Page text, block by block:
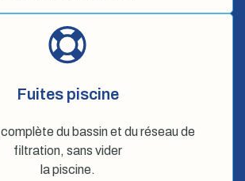
Fuites piscine
du bassin et du réseau de
filtration, sans vider
la piscine.